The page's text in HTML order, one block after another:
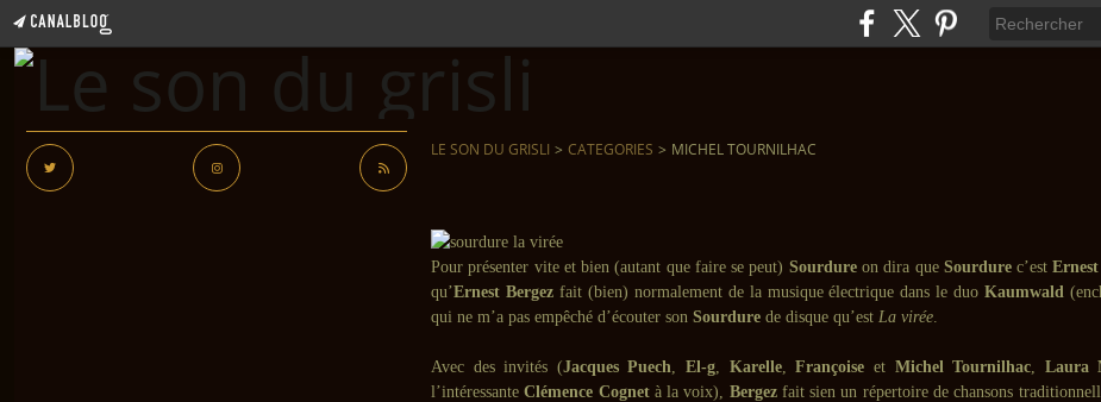
LE SON DU GRISLI > CATEGORIES > MICHEL TOURNILHAC
Pour présenter vite et bien (autant que faire se peut) Sourdureon dira que Sourdurec’est
qu’Ernest Bergezfait (bien) normalement de la musique électrique dans le duoKaumwald
qui ne m’a pas empêché d’écouter son Sourdure de disque qu’est La virée.
Avec des invités (Jacques Puech,El-g, Karelle,Françoise etMichel Tournilhac, Laura
l’intéressanteClémence Cognetà la voix), Bergezfait sien un répertoire de chansons